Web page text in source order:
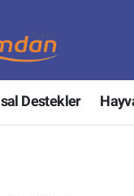
Destekler